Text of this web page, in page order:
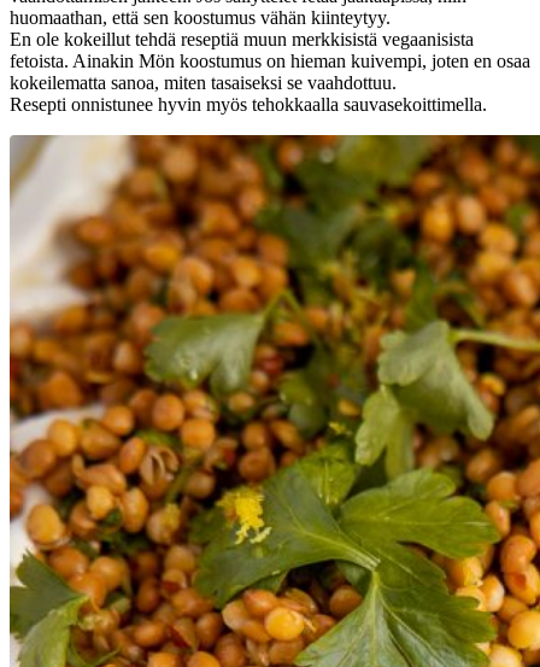
huomaathan, että sen koostumus vähän kiinteytyy.
En ole kokeillut tehdä reseptiä muun merkkisistä vegaanisista
fetoista. Ainakin Mön koostumus on hieman kuivempi, joten en osaa
kokeilematta sanoa, miten tasaiseksi se vaahdottuu.
Resepti onnistunee hyvin myös tehokkaalla sauvasekoittimella.